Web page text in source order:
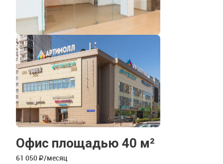
Офис площадью 40 м²
61 050
/месяц